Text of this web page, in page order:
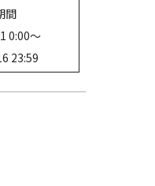
間
0:00〜
23:59